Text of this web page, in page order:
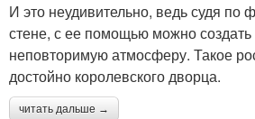
И это неудивительно, ведь судя по
стене, с ее помощью можно
неповторимую атмосферу. Такое
достойно королевского дворца.
читать дальше →